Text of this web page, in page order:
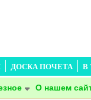
ДОСКА ПОЧЕТА В
О нашем